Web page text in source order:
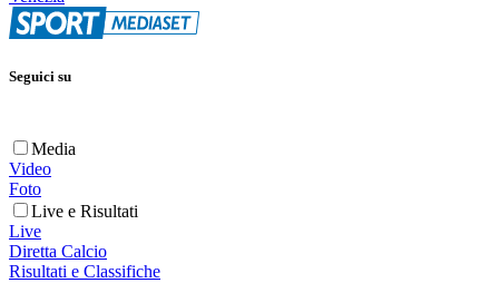
Seguici su
Media
Video
Foto
Live e Risultati
Live
Diretta Calcio
Risultati e Classifiche